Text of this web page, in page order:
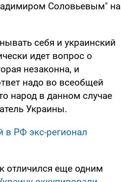
Соловьевым" на
себя и украинский
идет вопрос о
незаконна, и
надо во всеобщей
народ в данном случае
Украины.
в РФ экс-регионал
отличился еще одним